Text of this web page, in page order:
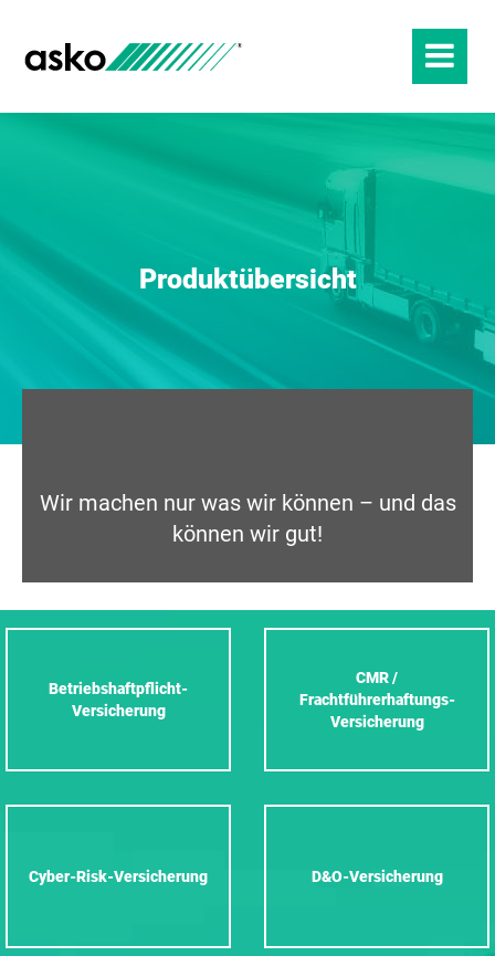
Produktübersicht
Wir machen nur was wir können – und das
können wir gut!
Betriebshaftpflicht-
Versicherung
CMR /
Frachtführerhaftungs-
Versicherung
Cyber-Risk-Versicherung D&O-Versicherung